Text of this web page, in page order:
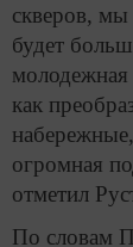
скверов, мы
будет
как
огромная
отметил
По словам